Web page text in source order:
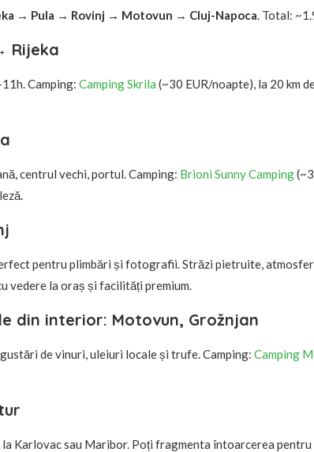
→ Pula → Rovinj → Motovun → Cluj-Napoca . Total:
Rijeka
Camping: Camping Skrila (~30 EUR/noapte), la 20 km
centrul vechi, portul. Camping: Brioni Sunny Camping
pentru plimbări și fotografii. Străzi pietruite,
vedere la oraș și facilități premium.
din interior: Motovun, Grožnjan
de vinuri, uleiuri locale și trufe. Camping: Camping
la Karlovac sau Maribor. Poți fragmenta întoarcerea